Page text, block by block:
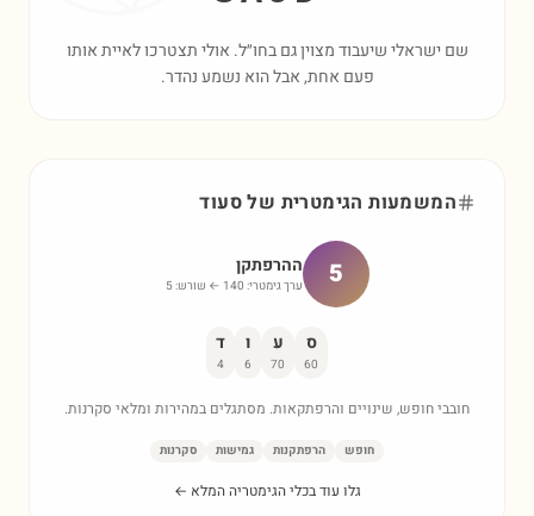
שם ישראלי שיעבוד מצוין גם בחו״ל. אולי תצטרכו לאיית אותו
פעם אחת, אבל הוא נשמע נהדר.
המשמעות הגימטרית שלסעוד
5 ההרפתקן
ערך גימטרי: 140 ← שורש: 5
ס
60
ע
70
ו
6
ד
4
חובבי חופש, שינויים והרפתקאות. מסתגלים במהירות ומלאי סקרנות.
חופש הרפתקנות גמישות סקרנות
גלו עוד בכלי הגימטריה המלא ←